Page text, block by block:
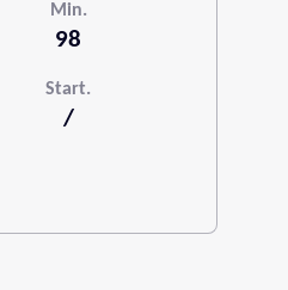
Min.
98
Start.
/